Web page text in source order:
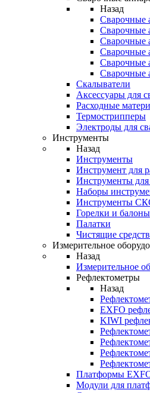
Назад
Сварочные
Сварочные
Сварочные
Сварочные
Сварочные
Cварочные
Скалыватели
Аксессуары для
Расходные
Термострипперы
Электроды для
Инструменты
Назад
Инструменты
Инструмент для
Инструменты для
Наборы
Инструменты
Горелки и балоны
Палатки
Чистящие
Измерительное
Назад
Измерительное
Рефлектометры
Назад
EXFO
KIWI
Платформы
Модули для